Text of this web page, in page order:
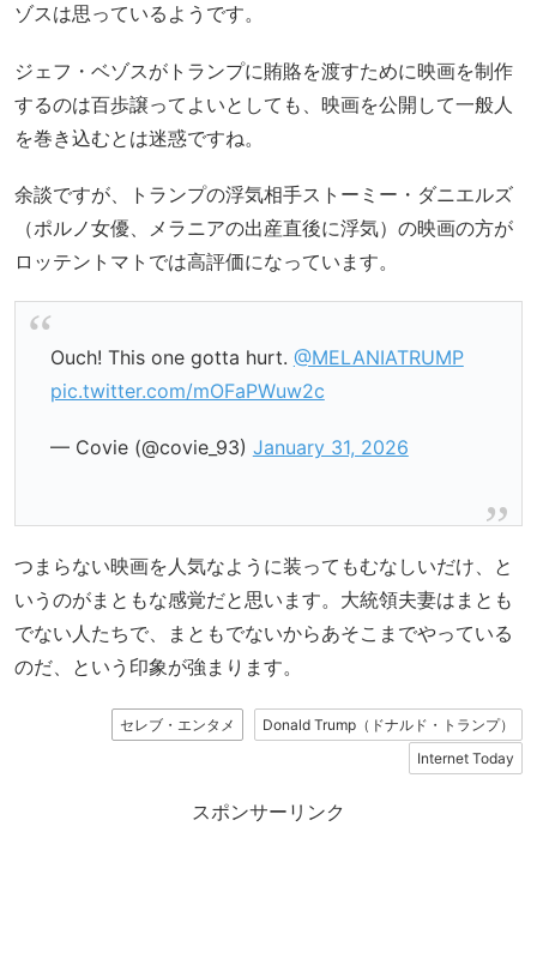
ゾスは思っているようです。
ジェフ・ベゾスがトランプに賄賂を渡すために映画を制作
するのは百歩譲ってよいとしても、映画を公開して一般人
を巻き込むとは迷惑ですね。
余談ですが、トランプの浮気相手ストーミー・ダニエルズ
（ポルノ女優、メラニアの出産直後に浮気）の映画の方が
ロッテントマトでは高評価になっています。
Ouch! This one gotta hurt. @MELANIATRUMP
pic.twitter.com/mOFaPWuw2c
— Covie (@covie_93) January 31, 2026
つまらない映画を人気なように装ってもむなしいだけ、と
いうのがまともな感覚だと思います。大統領夫妻はまとも
でない人たちで、まともでないからあそこまでやっている
のだ、という印象が強まります。
セレブ・エンタメ
Donald Trump（ドナルド・トランプ）
Internet Today
スポンサーリンク